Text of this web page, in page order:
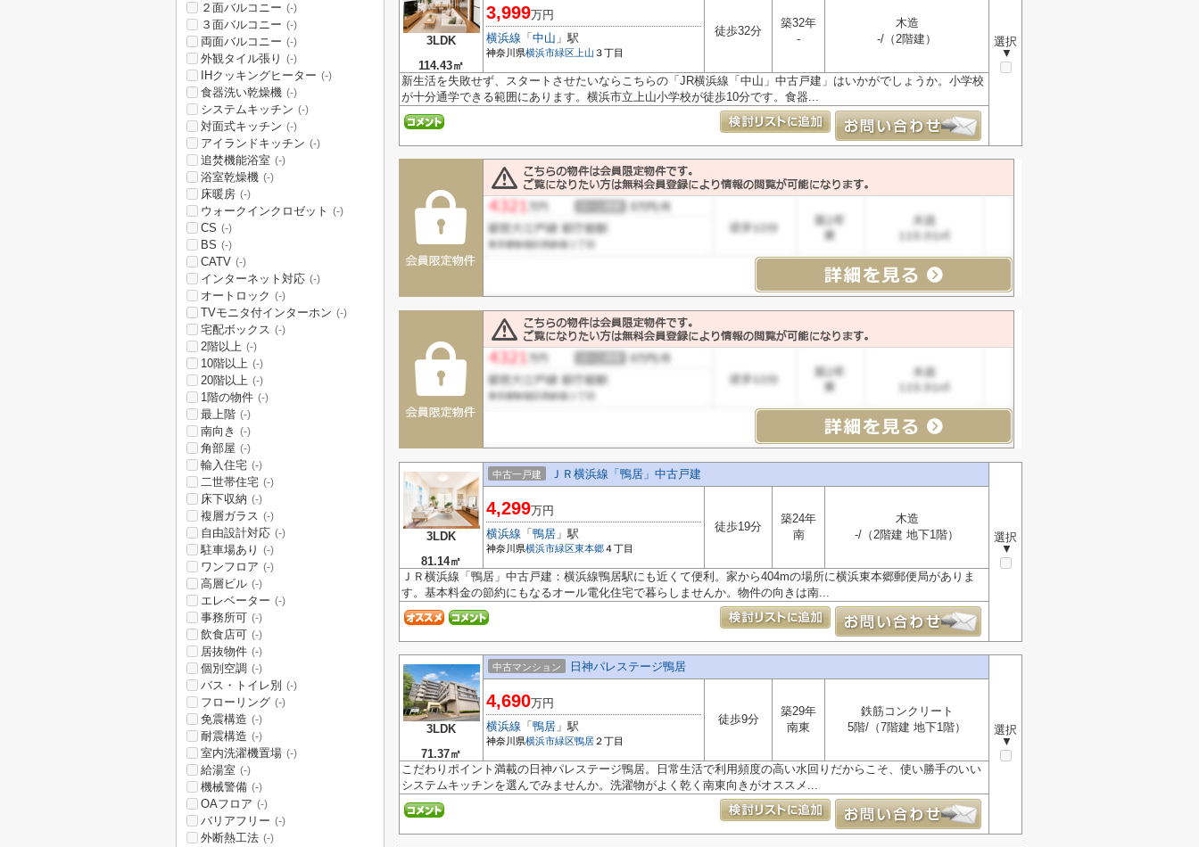
3LDK
114.43㎡
選択
▼
3,999万円
横浜線 「 中山 」駅
神奈川県横浜市緑区 上山 ３丁目
徒歩32分
築32年
-
木造
-/（2階建）
新生活を失敗せず、スタートさせたいならこちらの「JR横浜線「中山」中古戸建」はいかがでしょうか。小学校
が十分通学できる範囲にあります。横浜市立上山小学校が徒歩10分です。食器...
3LDK
81.14㎡
中古一戸建 ＪＲ横浜線「鴨居」中古戸建
選択
▼
4,299万円
横浜線 「 鴨居 」駅
神奈川県横浜市緑区東本郷４丁目
徒歩19分
築24年
南
木造
-/（2階建 地下1階）
ＪＲ横浜線「鴨居」中古戸建：横浜線鴨居駅にも近くて便利。家から404mの場所に横浜東本郷郵便局がありま
す。基本料金の節約にもなるオール電化住宅で暮らしませんか。物件の向きは南...
3LDK
71.37㎡
中古マンション 日神パレステージ鴨居
選択
▼
4,690万円
横浜線 「 鴨居 」駅
神奈川県横浜市緑区鴨居 ２丁目
徒歩9分
築29年
南東
鉄筋コンクリート
5階/（7階建 地下1階）
こだわりポイント満載の日神パレステージ鴨居。日常生活で利用頻度の高い水回りだからこそ、使い勝手のいい
システムキッチンを選んでみませんか。洗濯物がよく乾く南東向きがオススメ...
２面バルコニー (-)
３面バルコニー (-)
両面バルコニー (-)
外観タイル張り (-)
IHクッキングヒーター (-)
食器洗い乾燥機 (-)
システムキッチン (-)
対面式キッチン (-)
アイランドキッチン (-)
追焚機能浴室 (-)
浴室乾燥機 (-)
床暖房 (-)
ウォークインクロゼット (-)
CS (-)
BS (-)
CATV (-)
インターネット対応 (-)
オートロック (-)
TVモニタ付インターホン (-)
宅配ボックス (-)
2階以上 (-)
10階以上 (-)
20階以上 (-)
1階の物件 (-)
最上階 (-)
南向き (-)
角部屋 (-)
輸入住宅 (-)
二世帯住宅 (-)
床下収納 (-)
複層ガラス (-)
自由設計対応 (-)
駐車場あり (-)
ワンフロア (-)
高層ビル (-)
エレベーター (-)
事務所可 (-)
飲食店可 (-)
居抜物件 (-)
個別空調 (-)
バス・トイレ別 (-)
フローリング (-)
免震構造 (-)
耐震構造 (-)
室内洗濯機置場 (-)
給湯室 (-)
機械警備 (-)
OAフロア (-)
バリアフリー (-)
外断熱工法 (-)